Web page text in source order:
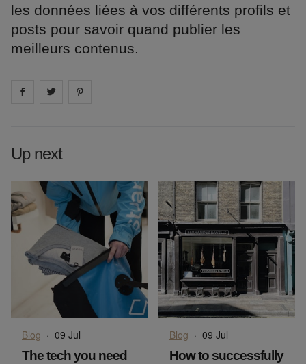
les données liées à vos différents profils et
posts pour savoir quand publier les
meilleurs contenus.
Share on facebook
Share on
Up next
Blog · 09 Jul
The tech you need
Blog · 09 Jul
How to successfully